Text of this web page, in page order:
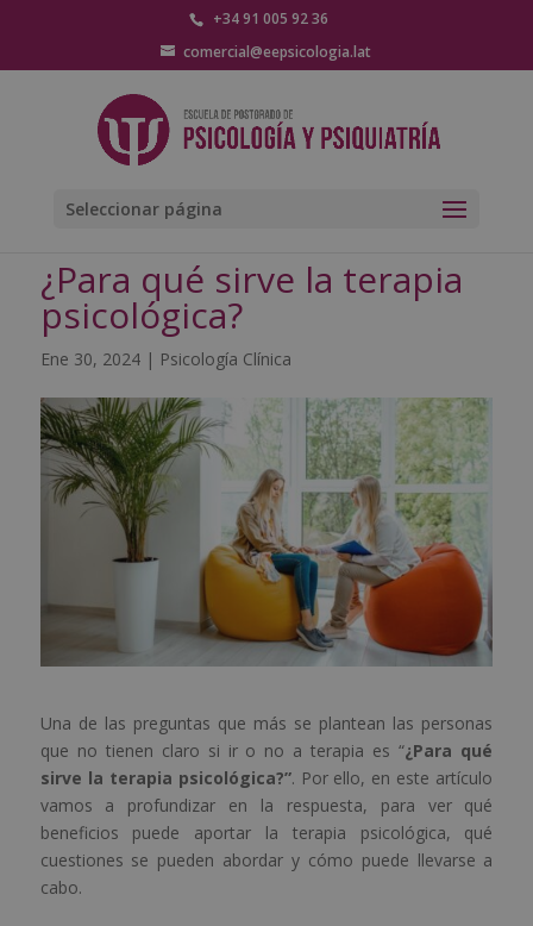
+34 91 005 92 36
comercial@eepsicologia.lat
Seleccionar página
¿Para qué sirve la terapia
psicológica?
Ene 30, 2024| Psicología Clínica
Una de las preguntas que más se plantean las personas
que no tienen claro si ir o no a terapia es “¿Para qué
sirve la terapia psicológica?”. Por ello, en este artículo
vamos a profundizar en la respuesta, para ver qué
beneficios puede aportar la terapia psicológica, qué
cuestiones se pueden abordar y cómo puede llevarse a
cabo.